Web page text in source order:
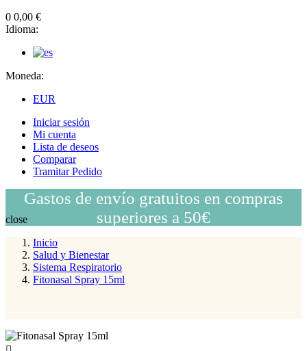
0 0,00 €
Idioma:
Moneda:
EUR
Iniciar sesión
Mi cuenta
Lista de deseos
Comparar
Tramitar Pedido
Gastos de envío gratuitos en compras
superiores a 50€
close
Inicio
Salud y Bienestar
Sistema Respiratorio
Fitonasal Spray 15ml